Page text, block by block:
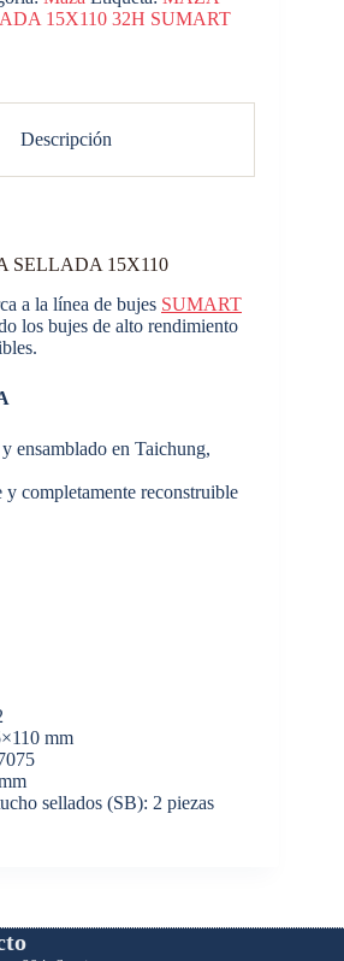
15X110 32H SUMART
Descripción
SELLADA 15X110
a la línea de bujes SUMART
los bujes de alto rendimiento
ensamblado en Taichung,
y completamente reconstruible
mm
sellados (SB): 2 piezas